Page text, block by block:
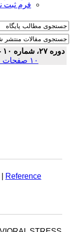
فرم ثبت
دوره ۲۷، شماره ۱۰ - ( ماهنامه دی ۱۳۹۵ )
۱۰ صفحات ۸۷۰-۸۶۳
|Reference